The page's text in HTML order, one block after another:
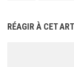
RÉAGIR À CET